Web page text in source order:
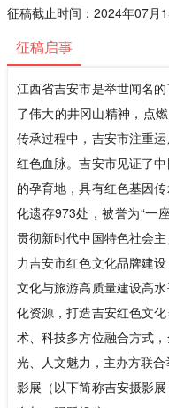
征稿截止时间：2024年07月
征稿启事
江西省吉安市是举世闻名
了伟大的井冈山精神，点
传承过程中，吉安市注重
红色血脉。吉安市见证了
的孕育地，具有红色基因
化遗存973处，被誉为“一
贯彻新时代中国特色社会
力吉安市红色文化品牌建
文化与旅游高质量建设高
化资源，打造吉安红色文
术、科技多方位融合方式
光、人文魅力，主办方联
影展（以下简称吉安摄影